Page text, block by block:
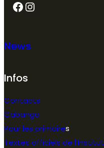
Facebook Instagram
News
Infos
Contacts
Cabanga
Pour les primaires
Textes officiels de l’Institut